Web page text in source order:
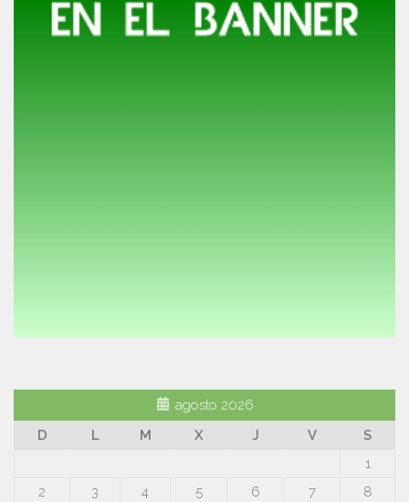
agosto 2026
D
L M X J V
S
1
2
3 4 5 6 7
8